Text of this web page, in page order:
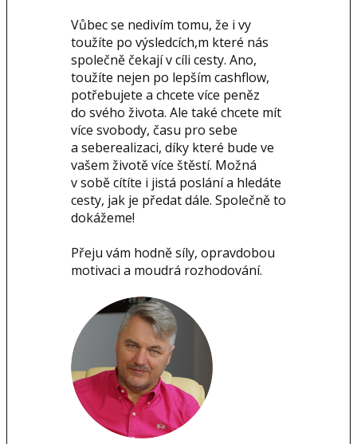
Vůbec se nedivím tomu, že i vy
toužíte po výsledcích,m které nás
společně čekají v cíli cesty. Ano,
toužíte nejen po lepším cashflow,
potřebujete a chcete více peněz
do svého života. Ale také chcete mít
více svobody, času pro sebe
a seberealizaci, díky které bude ve
vašem životě více štěstí. Možná
v sobě cítíte i jistá poslání a hledáte
cesty, jak je předat dále. Společně to
dokážeme!
Přeju vám hodně síly, opravdobou
motivaci a moudrá rozhodování.